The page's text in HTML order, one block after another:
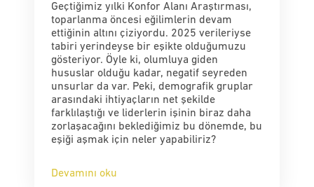
Geçtiğimiz yılki Konfor Alanı Araştırması,
toparlanma öncesi eğilimlerin devam
ettiğinin altını çiziyordu. 2025 verileriyse
tabiri yerindeyse bir eşikte olduğumuzu
gösteriyor. Öyle ki, olumluya giden
hususlar olduğu kadar, negatif seyreden
unsurlar da var. Peki, demografik gruplar
arasındaki ihtiyaçların net şekilde
farklılaştığı ve liderlerin işinin biraz daha
zorlaşacağını beklediğimiz bu dönemde, bu
eşiği aşmak için neler yapabiliriz?
Devamını oku